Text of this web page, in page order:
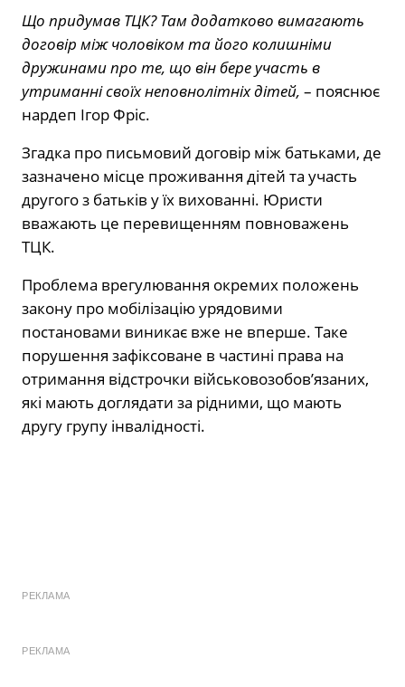
Що придумав ТЦК? Там додатково вимагають
договір між чоловіком та його колишніми
дружинами про те, що він бере участь в
утриманні своїх неповнолітніх дітей, – пояснює
нардеп Ігор Фріс.
Згадка про письмовий договір між батьками, де
зазначено місце проживання дітей та участь
другого з батьків у їх вихованні. Юристи
вважають це перевищенням повноважень
ТЦК.
Проблема врегулювання окремих положень
закону про мобілізацію урядовими
постановами виникає вже не вперше. Таке
порушення зафіксоване в частині права на
отримання відстрочки військовозобов’язаних,
які мають доглядати за рідними, що мають
другу групу інвалідності.
РЕКЛАМА
РЕКЛАМА